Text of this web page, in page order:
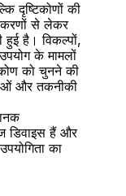
दृष्टिकोणों की
से लेकर
है। विकल्पों,
के मामलों
को चुनने की
और तकनीकी
डिवाइस हैं और
का